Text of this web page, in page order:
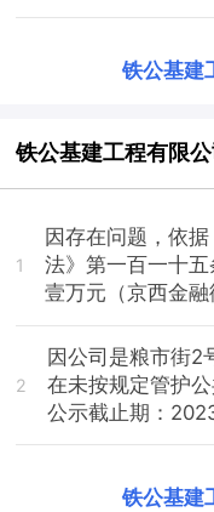
铁公基建
铁公基建工程有限
1
因存在问题，依
法》第一百一十
壹万元（京西金
2
因公司是粮市街2
在未按规定管护
公示截止期：
铁公基建